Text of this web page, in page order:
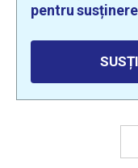
pentru